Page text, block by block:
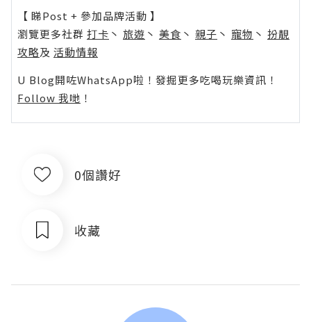
【 睇Post + 參加品牌活動 】
瀏覽更多社群 打卡 丶 旅遊 丶 美食 丶 親子 丶 寵物 丶 扮靚
攻略及 活動情報
U Blog開咗WhatsApp啦！發掘更多吃喝玩樂資訊！
Follow 我哋 ！
0個讚好
收藏